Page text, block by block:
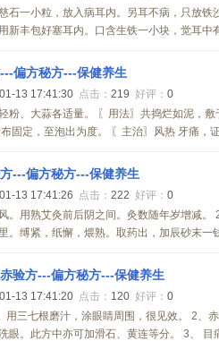
石一小粒，放入病耳内。另耳不病，只放铁
新丰包好塞耳内。口含生铁一小块，觉耳中
偏方秘方---保健养生
13 17:41:30 点击： 219 好评： 0
粉、大蒜各适量。 〖用法〗共捣烂如泥，敷
固定，至泡出为度。 〖主治〗风热 牙痛，
---偏方秘方---保健养生
13 17:41:26 点击： 222 好评： 0
。用熟艾灸前后阴之间。灸数随年岁增减。
。缚紧，纸懈，煨熟。取药出，加辰砂末一
验方---偏方秘方---保健养生
13 17:41:20 点击： 120 好评： 0
用三七根磨汁，涂眼睛周围，很见效。 2、
眼。此方中亦可加滑石、黄连等分。 3、 目